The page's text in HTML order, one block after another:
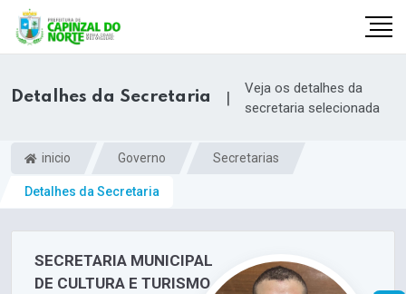
Detalhes da Secretaria |
Veja os detalhes da
secretaria selecionada
inicio Governo Secretarias
Detalhes da Secretaria
SECRETARIA MUNICIPAL
DE CULTURA E TURISMO